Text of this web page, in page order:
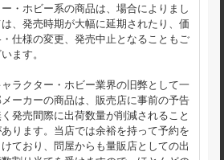
ー・ホビー系の商品は、場合によりまし
、発売時期が大幅に延期されたり、価
仕様の変更、発売中止となることもご
ます。
ャラクター・ホビー業界の旧弊として一
ーカーの商品は、販売店に事前の予告
発売間際に出荷数量が削減されること
ります。当店では余裕を持って予約を
けており、問屋からも量販店としての出